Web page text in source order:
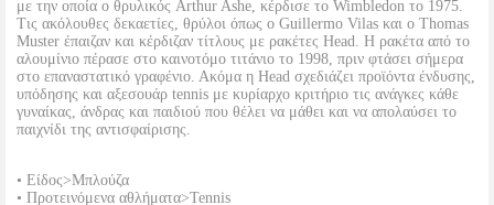
με την οποία ο θρυλικός Arthur Ashe, κέρδισε το Wimbledon το 1975.
Τις ακόλουθες δεκαετίες, θρύλοι όπως ο Guillermo Vilas και ο Thomas
Muster έπαιζαν και κέρδιζαν τίτλους με ρακέτες Head. Η ρακέτα από το
αλουμίνιο πέρασε στο καινοτόμο τιτάνιο το 1998, πριν φτάσει σήμερα
στο επαναστατικό γραφένιο. Ακόμα η Head σχεδιάζει προϊόντα ένδυσης,
υπόδησης και αξεσουάρ tennis με κυρίαρχο κριτήριο τις ανάγκες κάθε
γυναίκας, άνδρας και παιδιού που θέλει να μάθει και να απολαύσει το
παιχνίδι της αντισφαίρισης.
• Είδος>Μπλούζα
• Προτεινόμενα αθλήματα>Tennis